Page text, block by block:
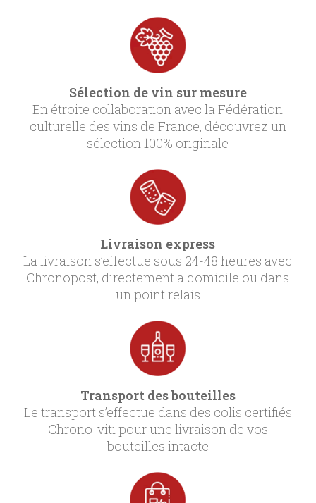
Sélection de vin sur mesure
En étroite collaboration avec la Fédération
culturelle des vins de France, découvrez un
sélection 100% originale
Livraison express
La livraison s’effectue sous 24-48 heures avec
Chronopost, directement a domicile ou dans
un point relais
Transport des bouteilles
Le transport s’effectue dans des colis certifiés
Chrono-viti pour une livraison de vos
bouteilles intacte